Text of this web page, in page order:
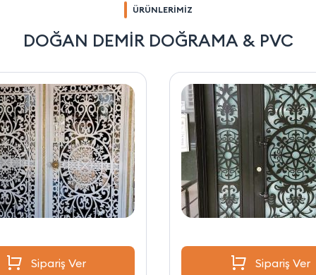
ÜRÜNLERİMİZ
DOĞAN DEMİR DOĞRAMA & PVC
Sipariş Ver Sipariş Ver